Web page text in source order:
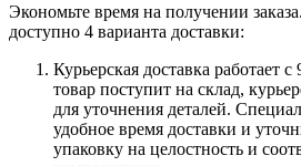
Экономьте время на получении
доступно 4 варианта доставки:
Курьерская доставка работает
товар поступит на склад,
для уточнения деталей.
удобное время доставки и
упаковку на целостность и